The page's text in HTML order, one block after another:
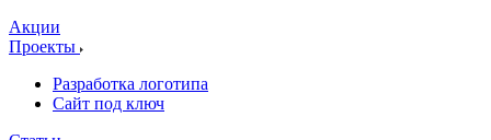
Акции
Проекты
Разработка логотипа
Сайт под ключ